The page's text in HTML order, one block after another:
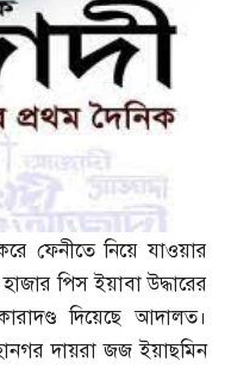
ফেনীতে নিয়ে যাওয়ার
পিস ইয়াবা উদ্ধারের
দিয়েছে আদালত।
দায়রা জজ ইয়াছমিন